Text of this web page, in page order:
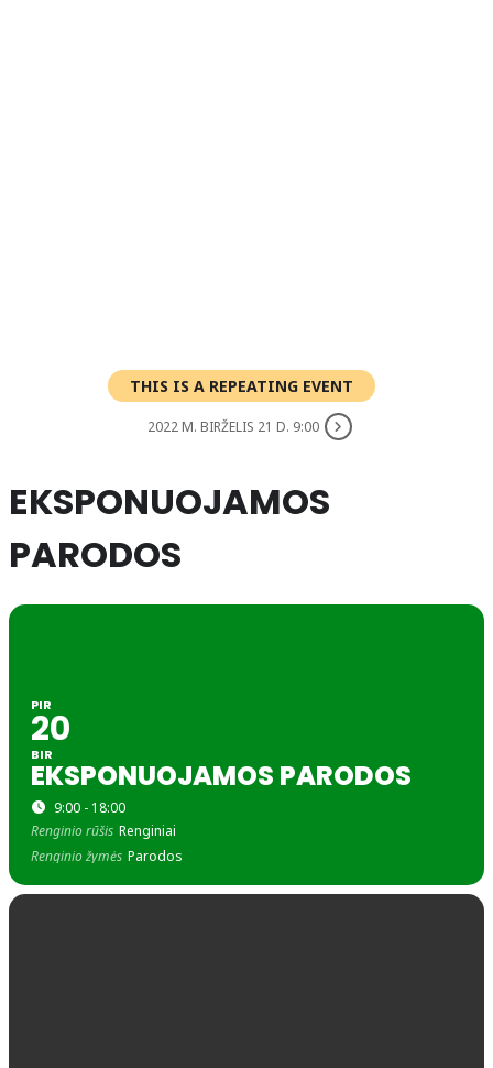
THIS IS A REPEATING EVENT
2022 M. BIRŽELIS 21 D. 9:00
EKSPONUOJAMOS
PARODOS
PIR
20
BIR
EKSPONUOJAMOS PARODOS
9:00 - 18:00
Renginio rūšis Renginiai
Renginio žymės Parodos